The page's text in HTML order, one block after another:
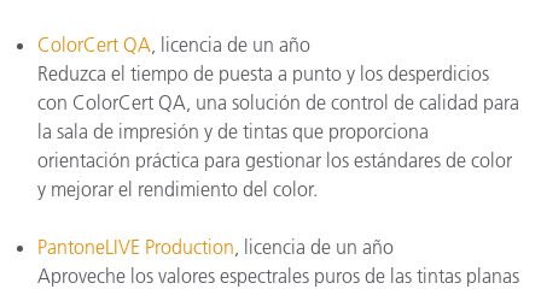
ColorCert QA, licencia de un año
Reduzca el tiempo de puesta a punto y los desperdicios
con ColorCert QA, una solución de control de calidad para
la sala de impresión y de tintas que proporciona
orientación práctica para gestionar los estándares de color
y mejorar el rendimiento del color.
PantoneLIVE Production, licencia de un año
Aproveche los valores espectrales puros de las tintas planas